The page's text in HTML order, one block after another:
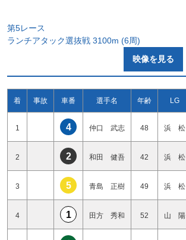
第5レース
ランチアタック選抜戦 3100m (6周)
映像を見る
着 事故 車番 選手名 年齢 LG
1 4 仲口 武志 48 浜 松
2 2 和田 健吾 42 浜 松
3 5 青島 正樹 49 浜 松
4 1 田方 秀和 52 山 陽